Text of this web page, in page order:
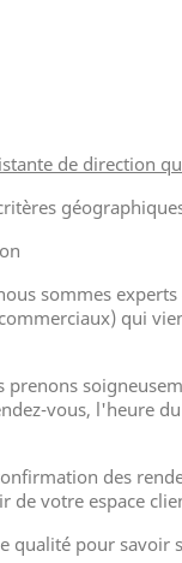
de direction
sommes
qui
vous, l'heure
des
de votre espace
pour savoir